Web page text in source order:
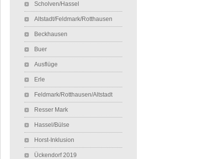
Scholven/Hassel
Altstadt/Feldmark/Rotthausen
Beckhausen
Buer
Ausflüge
Erle
Feldmark/Rotthausen/Altstadt
Resser Mark
Hassel/Bülse
Horst-Inklusion
Ückendorf 2019